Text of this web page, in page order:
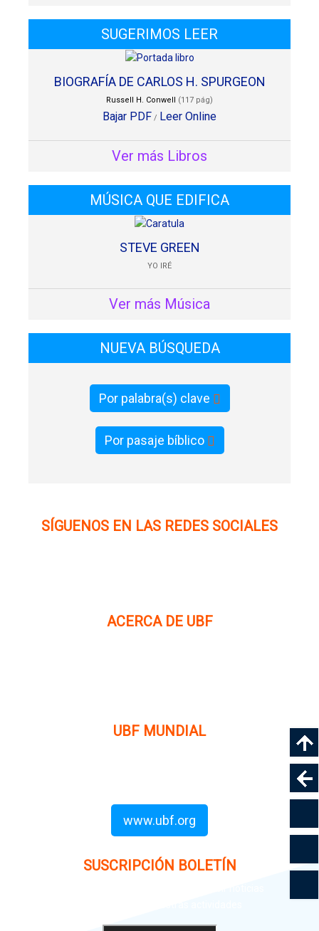
SUGERIMOS LEER
BIOGRAFÍA DE CARLOS H. SPURGEON
Russell H. Conwell (117 pág)
Bajar PDF / Leer Online
Ver más Libros
MÚSICA QUE EDIFICA
STEVE GREEN
YO IRÉ
Ver más Música
NUEVA BÚSQUEDA
Por palabra(s) clave
Por pasaje bíblico
SÍGUENOS EN LAS REDES SOCIALES
ACERCA DE UBF
UBF MUNDIAL
www.ubf.org
SUSCRIPCIÓN BOLETÍN